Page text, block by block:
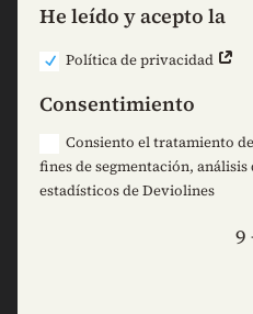
He leído y acepto la
Política de privacidad
Consentimiento
Consiento el tratamiento
fines de segmentación,
estadísticos de Deviolines
9